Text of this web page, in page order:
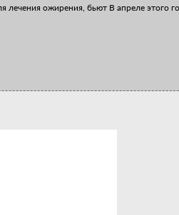
лечения ожирения, бьют В апреле этого